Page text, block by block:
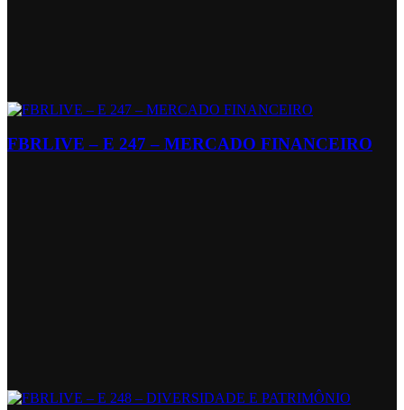
FBRLIVE – E 247 – MERCADO FINANCEIRO